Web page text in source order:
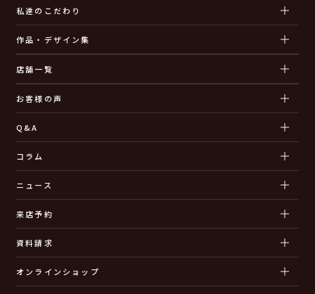
私達のこだわり
作品・デザイン集
店舗一覧
お客様の声
Q&A
コラム
ニュース
来店予約
資料請求
オンラインショップ